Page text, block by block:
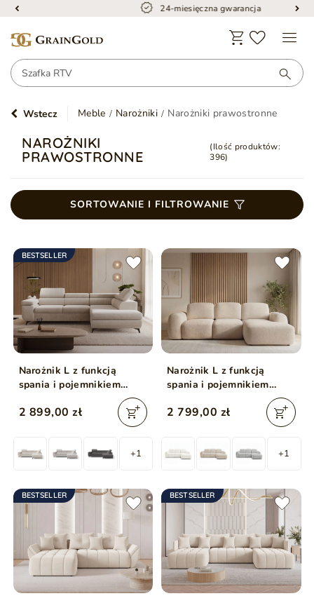
24-miesięczna gwarancja
Wstecz Meble Narożniki Narożniki prawostronne
NAROŻNIKI
PRAWOSTRONNE
(Ilość produktów:
396)
SORTOWANIE I FILTROWANIE
BESTSELLER
Narożnik L z funkcją
spania i pojemnikiem
2 899,00 zł
+1
Narożnik L z funkcją
spania i pojemnikiem
Avelin Prawy Beżowy
2 799,00 zł
+1
BESTSELLER BESTSELLER